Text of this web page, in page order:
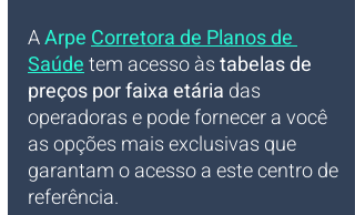
A Arpe Corretora de Planos de
Saúde tem acesso às tabelas de
preços por faixa etária das
operadoras e pode fornecer a você
as opções mais exclusivas que
garantam o acesso a este centro de
referência.